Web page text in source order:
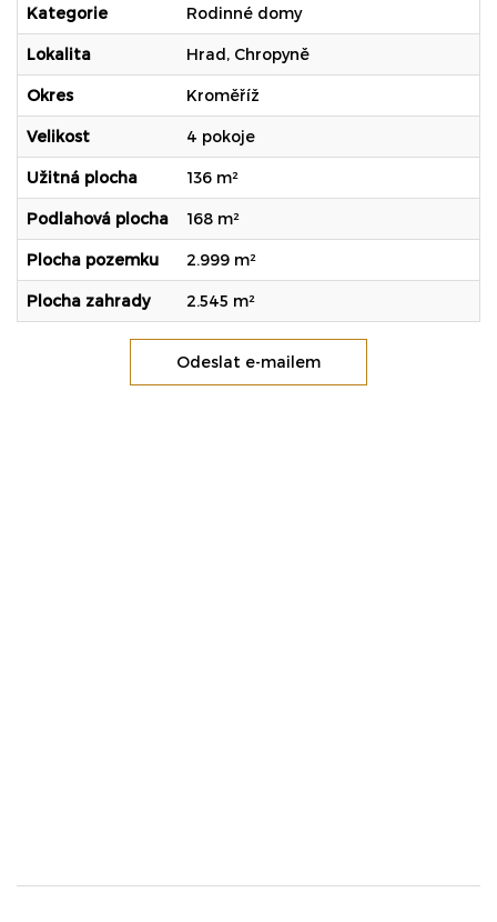
Kategorie Rodinné domy
Lokalita Hrad, Chropyně
Okres Kroměříž
Velikost 4 pokoje
Užitná plocha 136 m²
Podlahová plocha 168 m²
Plocha pozemku 2.999 m²
Plocha zahrady 2.545 m²
Odeslat e-mailem